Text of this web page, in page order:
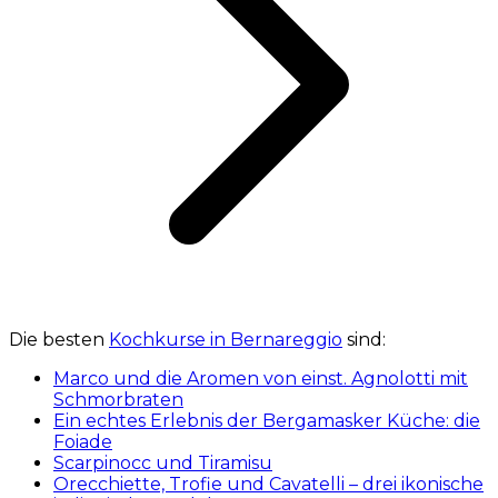
Die besten Kochkurse in Bernareggio sind:
Marco und die Aromen von einst. Agnolotti mit
Schmorbraten
Ein echtes Erlebnis der Bergamasker Küche: die
Foiade
Scarpinocc und Tiramisu
Orecchiette, Trofie und Cavatelli – drei ikonische